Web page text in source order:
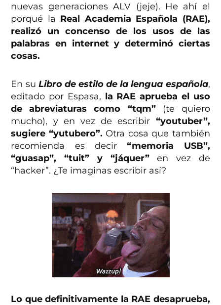
nuevas generaciones ALV (jeje). He ahí el
porqué la Real Academia Española (RAE),
realizó un concenso de los usos de las
palabras en internet y determinó ciertas
cosas.
En su Libro de estilo de la lengua española,
editado por Espasa, la RAE aprueba el uso
de abreviaturas como “tqm”(te quiero
mucho), y en vez de escribir “youtuber”,
sugiere “yutubero”. Otra cosa que también
recomienda es decir “memoria USB”,
“guasap”, “tuit” y “jáquer”en vez de
“hacker”. ¿Te imaginas escribir así?
Lo que definitivamente la RAE desaprueba,